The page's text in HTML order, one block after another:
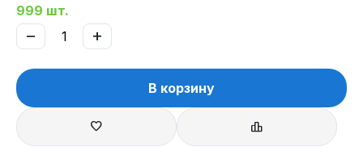
999 шт.
+
−
В корзину